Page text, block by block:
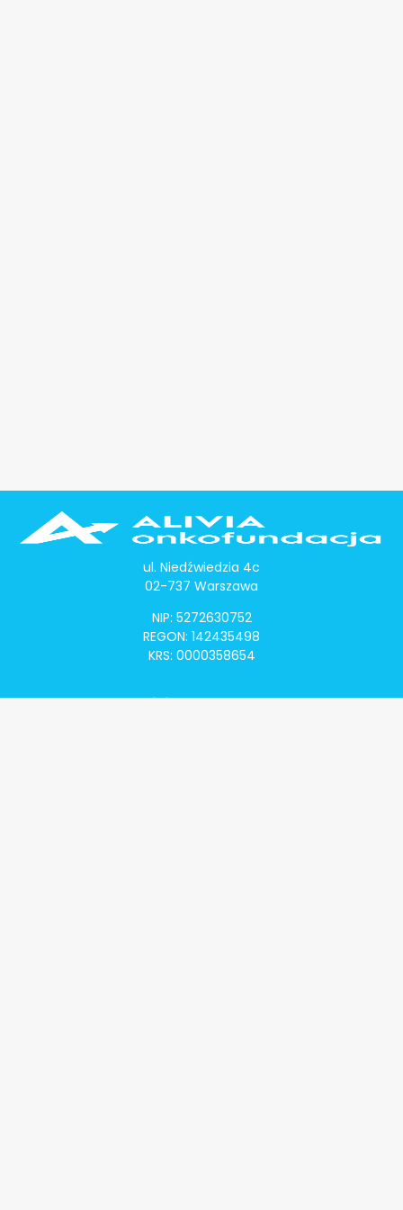
ul. Niedźwiedzia 4c
02-737 Warszawa
NIP: 5272630752
REGON: 142435498
KRS: 0000358654
Alivia Onkomapa